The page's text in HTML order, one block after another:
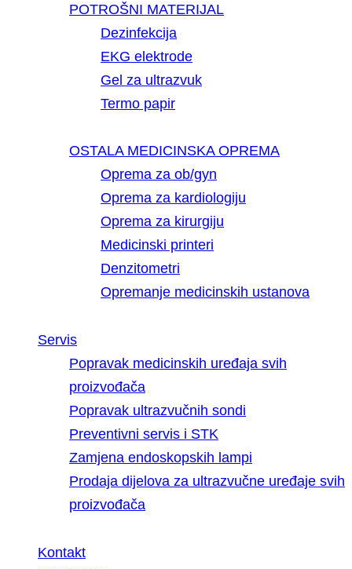
POTROŠNI MATERIJAL
Dezinfekcija
EKG elektrode
Gel za ultrazvuk
Termo papir
OSTALA MEDICINSKA OPREMA
Oprema za ob/gyn
Oprema za kardiologiju
Oprema za kirurgiju
Medicinski printeri
Denzitometri
Opremanje medicinskih ustanova
Servis
Popravak medicinskih uređaja svih
proizvođača
Popravak ultrazvučnih sondi
Preventivni servis i STK
Zamjena endoskopskih lampi
Prodaja dijelova za ultrazvučne uređaje svih
proizvođača
Kontakt